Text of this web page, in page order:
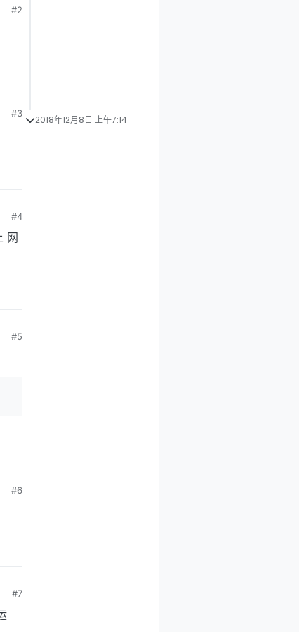
#2
#3
#4
网
#5
#6
#7
2018年12月8日 上午7:14